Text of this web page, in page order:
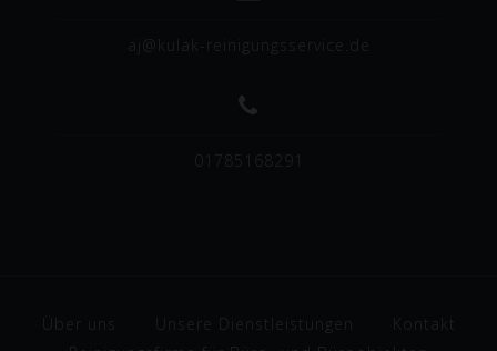
aj@kulak-reinigungsservice.de
01785168291
Unsere Dienstleistungen
Kontakt
bestimmten Untersuchungsauftrags nach dem
personenbezogene Daten erhalten, gelten
jedoch nicht als Empfänger.